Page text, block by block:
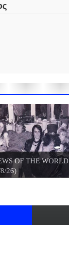
OF THE WORLD
26)